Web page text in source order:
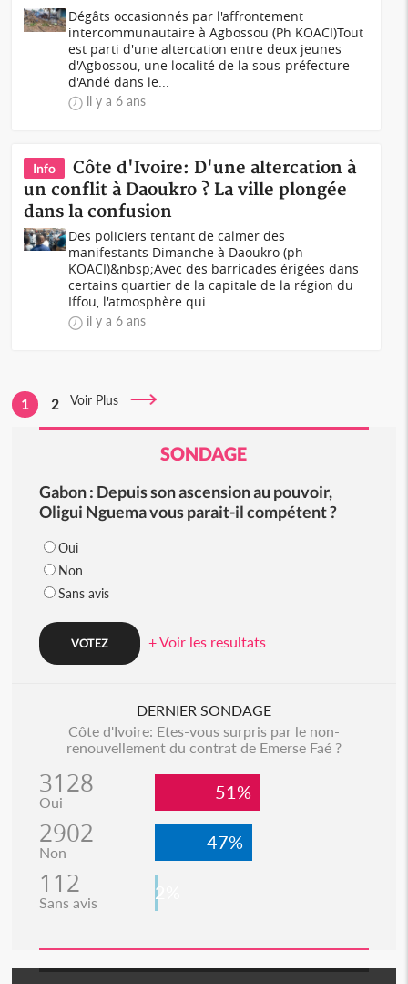
Dégâts occasionnés par l'affrontement
intercommunautaire à Agbossou (Ph KOACI)Tout
est parti d'une altercation entre deux jeunes
d'Agbossou, une localité de la sous-préfecture
d'Andé dans le...
il y a 6 ans
Info
Côte d'Ivoire: D'une altercation à
un conflit à Daoukro ? La ville plongée
dans la confusion
Des policiers tentant de calmer des
manifestants Dimanche à Daoukro (ph
KOACI)&nbsp;Avec des barricades érigées dans
certains quartier de la capitale de la région du
Iffou, l'atmosphère qui...
il y a 6 ans
1 2 Voir Plus
SONDAGE
Gabon : Depuis son ascension au pouvoir,
Oligui Nguema vous parait-il compétent ?
Oui
Non
Sans avis
+ Voir les resultats
DERNIER SONDAGE
Côte d'Ivoire: Etes-vous surpris par le non-
renouvellement du contrat de Emerse Faé ?
3128
Oui 51%
2902
Non 47%
112
Sans avis 2%